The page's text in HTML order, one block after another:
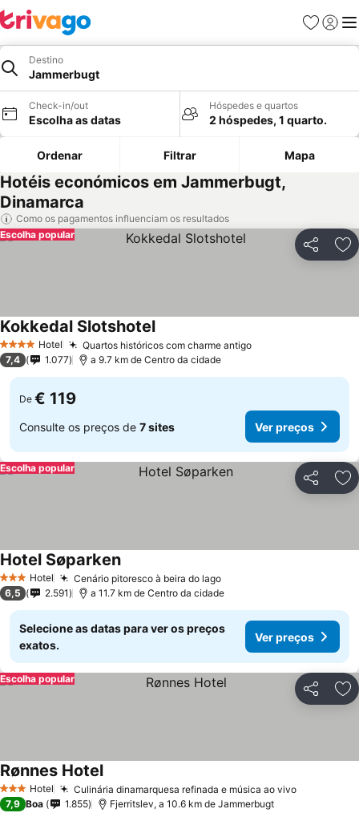
Favoritos
Iniciar
Destino
Jammerbugt
Check-in/out
Escolha as datas
Hóspedes e quartos
2 hóspedes, 1 quarto.
Ordenar Filtrar Mapa
Hotéis económicos em Jammerbugt,
Dinamarca
Como os pagamentos influenciam os resultados
Partilhar
Escolha popular
4 EstrelasHotel Quartos históricos com charme antigo
Kokkedal Slotshotel
7,4 1.077 a 9.7 km de Centro da cidade
De € 119
Consulte os preços de 7 sites Ver preços
Partilhar
Escolha popular
3 EstrelasHotel Cenário pitoresco à beira do lago
Hotel Søparken
6,5 2.591 a 11.7 km de Centro da cidade
Selecione as datas para ver os preços
exatos.
Ver preços
Partilhar
Escolha popular
3 EstrelasHotel Culinária dinamarquesa refinada e música ao vivo
Rønnes Hotel
7,9 Boa 1.855 Fjerritslev, a 10.6 km de Jammerbugt